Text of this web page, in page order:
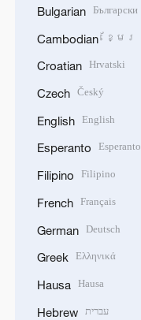
Bulgarian Български
Cambodian ខ្មែរ
Croatian Hrvatski
Czech Český
English English
Esperanto Esperanto
Filipino Filipino
French Français
German Deutsch
Greek Ελληνικά
Hausa Hausa
Hebrew עברית